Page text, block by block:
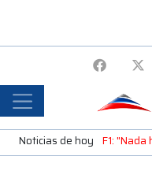
Noticias de hoy F1: